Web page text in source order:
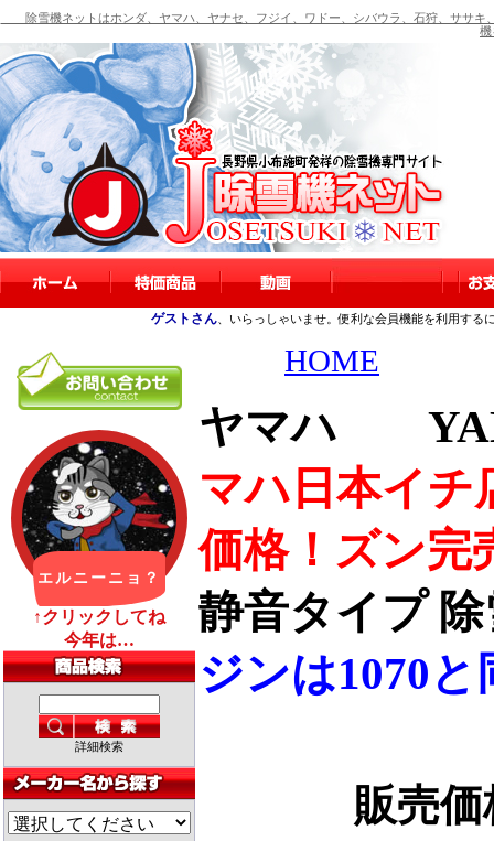
除雪機ネットはホンダ、ヤマハ、ヤナセ、フジイ、ワドー、シバウラ、石狩、ササキ
機
ゲストさん 、いらっしゃいませ。便利な会員機能を利用する
詳細検索
HOME
ヤマハ
マハ日本イチ
価格！ズン完
静音タイプ
ジンは1070と
販売